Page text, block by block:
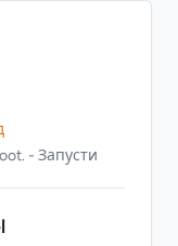
- Запусти